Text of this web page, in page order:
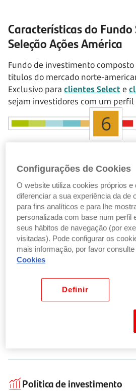
Características do
Seleção Ações América
Fundo de investimento
títulos do mercado norte-
Exclusivo para clientes Select e
sejam investidores com um perfil
Risco
Classe A
Indicador derisco 6,numa
Classe B
Indicador derisco 6, numa
O indicador de risco pressupõe
O que significa classe de risco
Saber mais
Política de investimento
Configurações de Cookies
O website utiliza cookies próprios e
diferenciar a sua experiência da de
para fins analíticos e para lhe
personalizada com base num perfil
seus hábitos de navegação (por
visitadas). Pode configurar os
mais informação, por favor
Cookies
Definir